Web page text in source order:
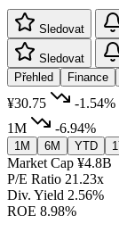
Sledovat
Sledovat
Přehled
Finance
¥30.75 -1.54%
1M
-6.94%
1M 6M YTD
Market Cap ¥4.8B
P/E Ratio 21.23x
Div. Yield 2.56%
ROE 8.98%